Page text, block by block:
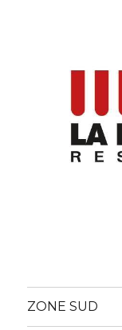
ZONE SUD